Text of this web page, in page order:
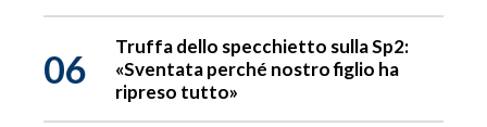
06
Truffa dello specchietto sulla Sp2:
«Sventata perché nostro figlio ha
ripreso tutto»